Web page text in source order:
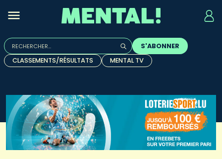
Rechercher :
Quand les résultats de l'auto-complétion sont
S'ABONNER
CLASSEMENTS/RÉSULTATS
MENTAL TV